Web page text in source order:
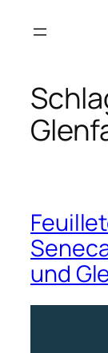
Inhalt
und